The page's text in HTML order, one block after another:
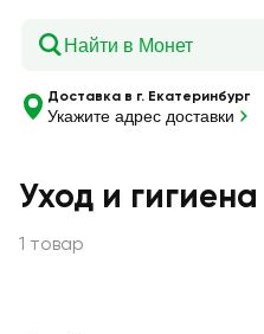
Доставка в г. Екатеринбург
Укажите адрес доставки
Уход и
1 товар